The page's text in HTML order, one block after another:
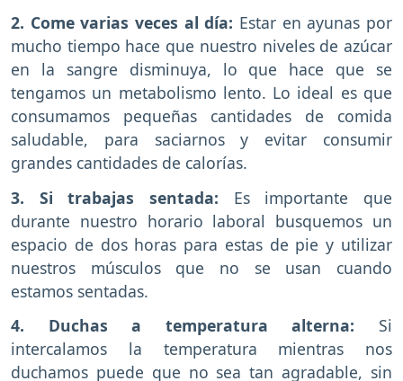
2. Come varias veces al día: Estar en ayunas por
mucho tiempo hace que nuestro niveles de azúcar
en la sangre disminuya, lo que hace que se
tengamos un metabolismo lento. Lo ideal es que
consumamos pequeñas cantidades de comida
saludable, para saciarnos y evitar consumir
grandes cantidades de calorías.
3. Si trabajas sentada: Es importante que
durante nuestro horario laboral busquemos un
espacio de dos horas para estas de pie y utilizar
nuestros músculos que no se usan cuando
estamos sentadas.
4. Duchas a temperatura alterna: Si
intercalamos la temperatura mientras nos
duchamos puede que no sea tan agradable, sin